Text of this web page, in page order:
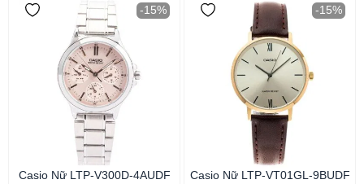
-15%
Casio Nữ LTP-V300D-4AUDF
-15%
Casio Nữ LTP-VT01GL-9BUDF